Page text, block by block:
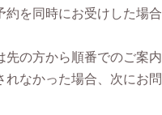
約を同時にお受けした場
先の方から順番でのご案
なかった場合、次にお